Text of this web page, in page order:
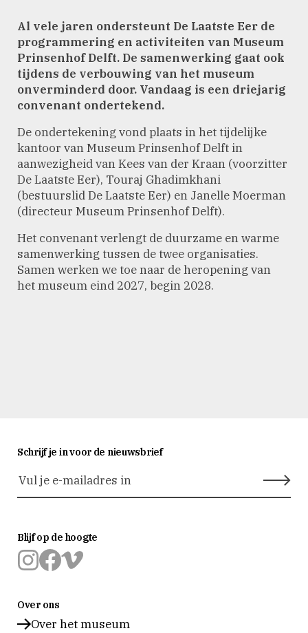
Al vele jaren ondersteunt De Laatste Eer de
programmering en activiteiten van Museum
Prinsenhof Delft. De samenwerking gaat ook
tijdens de verbouwing van het museum
onverminderd door. Vandaag is een driejarig
convenant ondertekend.
De ondertekening vond plaats in het tijdelijke
kantoor van Museum Prinsenhof Delft in
aanwezigheid van Kees van der Kraan (voorzitter
De Laatste Eer), Touraj Ghadimkhani
(bestuurslid De Laatste Eer) en Janelle Moerman
(directeur Museum Prinsenhof Delft).
Het convenant verlengt de duurzame en warme
samenwerking tussen de twee organisaties.
Samen werken we toe naar de heropening van
het museum eind 2027, begin 2028.
Over ons
Over het museum
Schrijf je in voor de nieuwsbrief
Blijf op de hoogte
Delft
op
Delft
op op